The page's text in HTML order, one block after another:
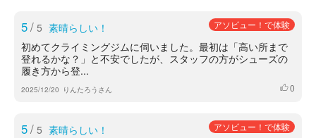
5/ 5 素晴らしい！ アソビュー！で体験
初めてクライミングジムに伺いました。最初は「高い所まで
登れるかな？」と不安でしたが、スタッフの方がシューズの
履き方から登...
2025/12/20 りんたろうさん いいね
0
5/ 5 素晴らしい！ アソビュー！で体験